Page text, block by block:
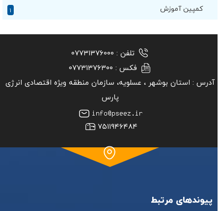
کمپین آموزش
تلفن : ۰۷۷۳۱۳۷۶۰۰۰
فکس : ۰۷۷۳۱۳۷۶۳۰۰
آدرس : استان بوشهر ‏، عسلویه، سازمان منطقه ویژه اقتصادی انرژی
پارس
۷۵۱۱۹۴۶۴۸۴
پیوندهای مرتبط